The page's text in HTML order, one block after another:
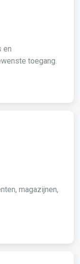
en
toegang.
magazijnen,